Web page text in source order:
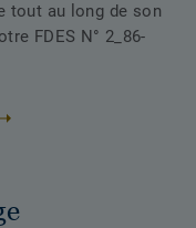
tout au long de son
FDES N° 2_86-